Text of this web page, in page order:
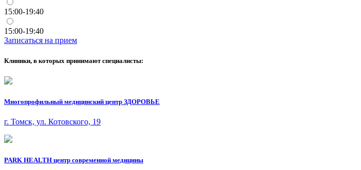
15:00-19:40
15:00-19:40
Записаться на прием
Клиники, в которых принимают специалисты:
Многопрофильный медицинский центр ЗДОРОВЬЕ
г. Томск, ул. Котовского, 19
PARK HEALTH центр современной медицины